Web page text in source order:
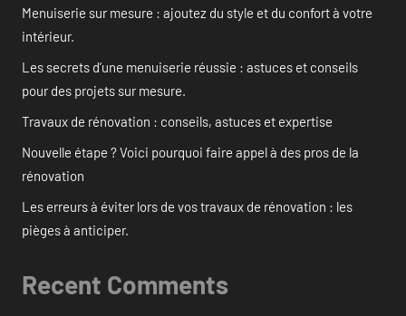
Menuiserie sur mesure : ajoutez du style et du confort à votre
intérieur.
Les secrets d’une menuiserie réussie : astuces et conseils
pour des projets sur mesure.
Travaux de rénovation : conseils, astuces et expertise
Nouvelle étape ? Voici pourquoi faire appel à des pros de la
rénovation
Les erreurs à éviter lors de vos travaux de rénovation : les
pièges à anticiper.
Recent Comments